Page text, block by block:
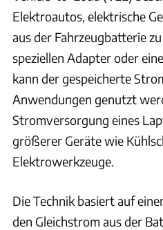
Elektroautos, elektrische
aus der Fahrzeugbatterie
speziellen Adapter oder
kann der gespeicherte
Anwendungen genutzt
Stromversorgung eines
größerer Geräte wie
Elektrowerkzeuge.
Die Technik basiert auf
den Gleichstrom aus der